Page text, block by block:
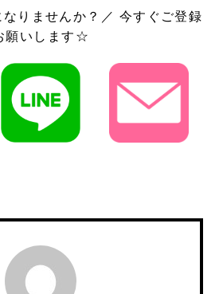
りませんか？／ 今すぐご登録
願いします☆